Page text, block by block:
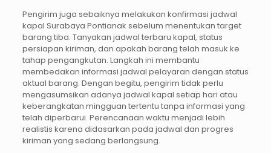
Pengirim juga sebaiknya melakukan konfirmasi jadwal
kapal Surabaya Pontianak sebelum menentukan target
barang tiba. Tanyakan jadwal terbaru kapal, status
persiapan kiriman, dan apakah barang telah masuk ke
tahap pengangkutan. Langkah ini membantu
membedakan informasi jadwal pelayaran dengan status
aktual barang. Dengan begitu, pengirim tidak perlu
mengasumsikan adanya jadwal kapal setiap hari atau
keberangkatan mingguan tertentu tanpa informasi yang
telah diperbarui. Perencanaan waktu menjadi lebih
realistis karena didasarkan pada jadwal dan progres
kiriman yang sedang berlangsung.